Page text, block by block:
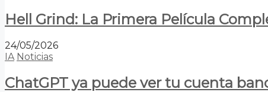
Hell Grind: La Primera Película
24/05/2026
IA Noticias
ChatGPT ya puede ver tu cuenta